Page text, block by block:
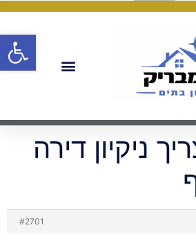
ניקיון דירה
#2701